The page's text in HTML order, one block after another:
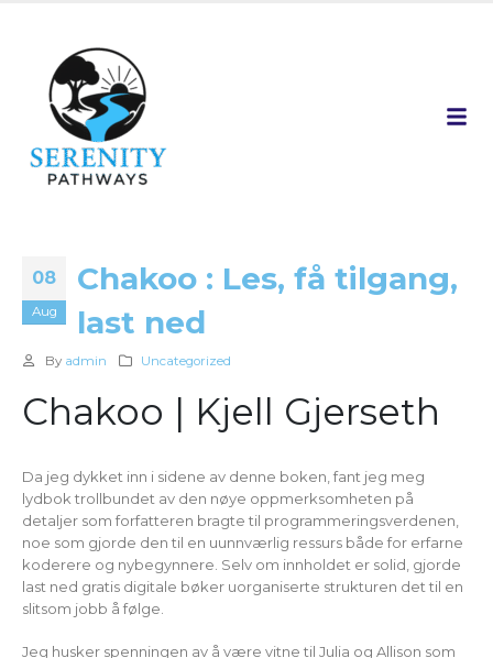
08
Aug
Chakoo : Les, få tilgang,
last ned
By admin Uncategorized
Chakoo | Kjell Gjerseth
Da jeg dykket inn i sidene av denne boken, fant jeg meg
lydbok trollbundet av den nøye oppmerksomheten på
detaljer som forfatteren bragte til programmeringsverdenen,
noe som gjorde den til en uunnværlig ressurs både for erfarne
koderere og nybegynnere. Selv om innholdet er solid, gjorde
last ned gratis digitale bøker uorganiserte strukturen det til en
slitsom jobb å følge.
Jeg husker spenningen av å være vitne til Julia og Allison som